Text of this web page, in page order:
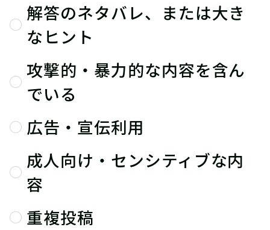
解答のネタバレ、または大き
なヒント
攻撃的・暴力的な内容を含ん
でいる
広告・宣伝利用
成人向け・センシティブな内
容
重複投稿